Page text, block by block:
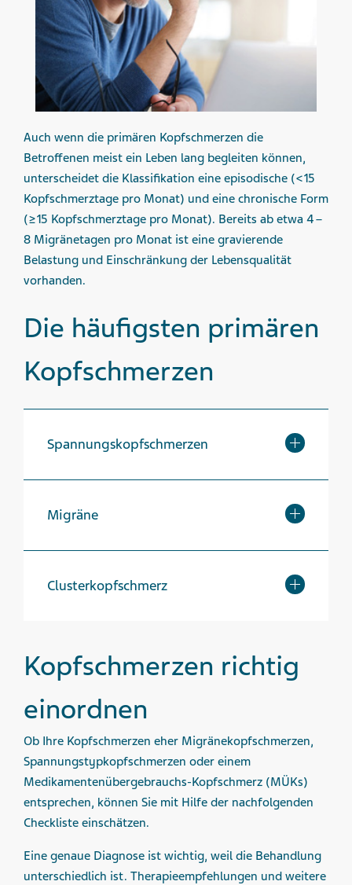
Auch wenn die primären Kopfschmerzen die
Betroffenen meist ein Leben lang begleiten können,
unterscheidet die Klassifikation eine episodische (<15
Kopfschmerztage pro Monat) und eine chronische Form
(≥15 Kopfschmerztage pro Monat). Bereits ab etwa 4 –
8 Migränetagen pro Monat ist eine gravierende
Belastung und Einschränkung der Lebensqualität
vorhanden.
Die häufigsten primären
Kopfschmerzen
Spannungskopf­schmerzen
Migräne
Clusterkopfschmerz
Kopfschmerzen richtig
einordnen
Ob Ihre Kopfschmerzen eher Migränekopfschmerzen,
Spannungstypkopfschmerzen oder einem
Medikamentenübergebrauchs-Kopfschmerz (MÜKs)
entsprechen, können Sie mit Hilfe der nachfolgenden
Checkliste einschätzen.
Eine genaue Diagnose ist wichtig, weil die Behandlung
unterschiedlich ist. Therapieempfehlungen und weitere